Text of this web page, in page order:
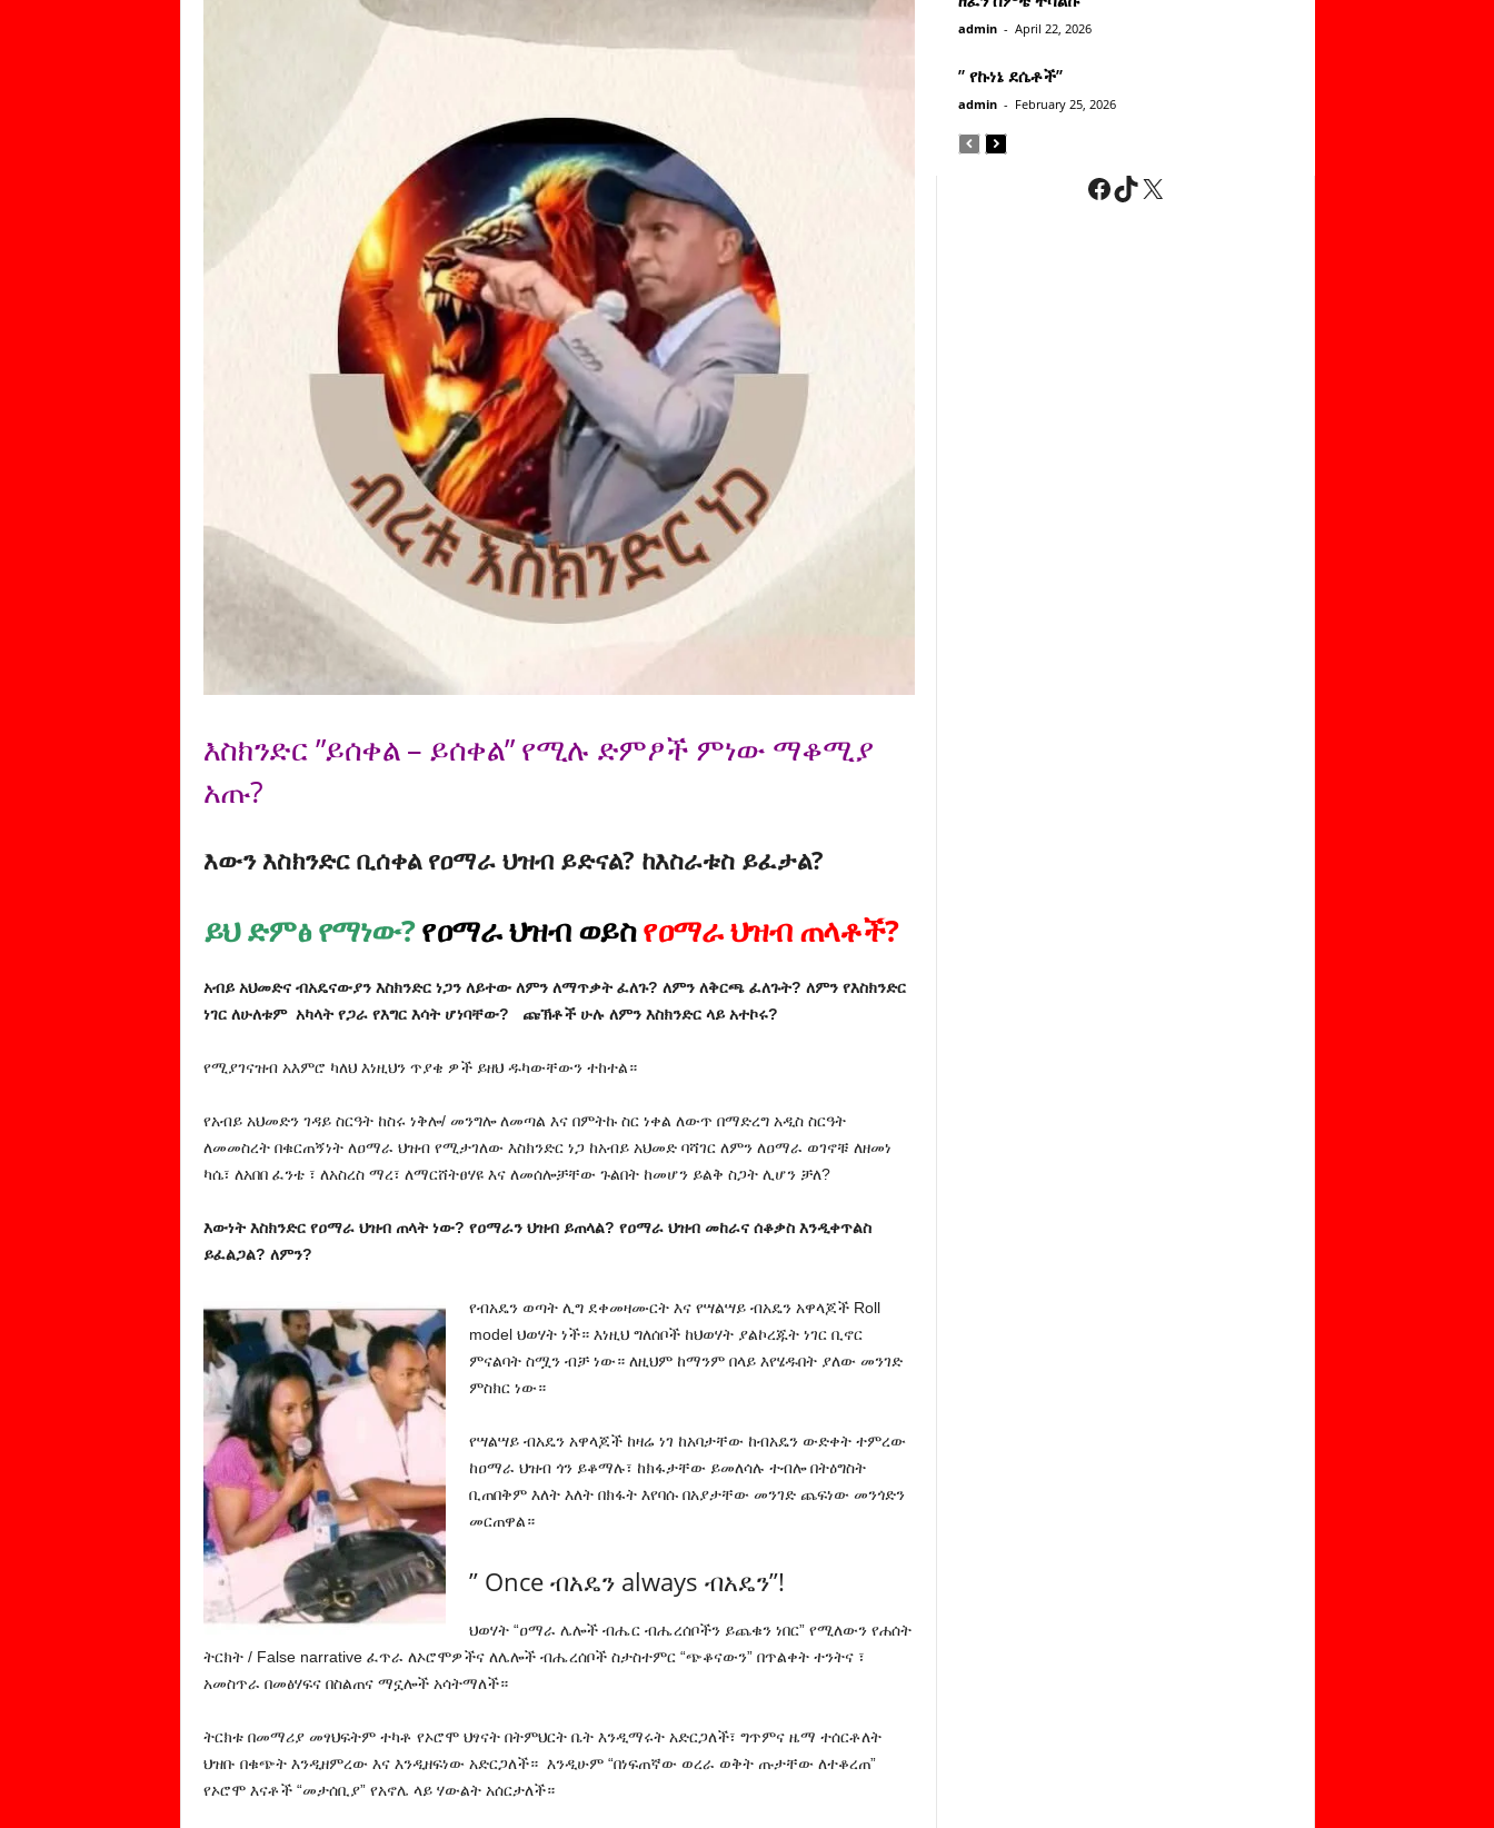
እስክንድር ”ይሰቀል – ይሰቀል” የሚሉ ድምፆች ምነው ማቆሚያ
አጡ?
እውን እስክንድር ቢሰቀል የዐማራ ህዝብ ይድናል? ከእስራቱስ ይፈታል?
ይህ ድምፅ የማነው?የዐማራ ህዝብ ወይስየዐማራ ህዝብ ጠላቶች?
አብይ አህመድና ብአዴናውያን እስክንድር ነጋን ለይተው ለምን ለማጥቃት ፈለጉ? ለምን ለቅርጫ ፈለጉት? ለምን የእስክንድር
ነገር ለሁለቱም አካላት የጋራ የእግር እሳት ሆነባቸው? ጩኽቶች ሁሉ ለምን እስክንድር ላይ አተኮሩ?
የሚያገናዝብ አእምሮ ካለህ እነዚህን ጥያቄ ዎች ይዘህ ዱካውቸውን ተከተል።
የአብይ አህመድን ገዳይ ስርዓት ከስሩ ነቅሎ/ መንግሎ ለመጣል እና በምትኩ ስር ነቀል ለውጥ በማድረግ አዲስ ስርዓት
ለመመስረት በቁርጠኝነት ለዐማራ ህዝብ የሚታገለው እስክንድር ነጋ ከአብይ አህመድ ባሻገር ለምን ለዐማራ ወገኖቹ ለዘመነ
ካሴ፣ ለአበበ ፈንቴ ፣ ለአስረስ ማረ፣ ለማርሸትፀሃዩ እና ለመሰሎቻቸው ጉልበት ከመሆን ይልቅ ስጋት ሊሆን ቻለ?
እውነት እስክንድር የዐማራ ህዝብ ጠላት ነው? የዐማራን ህዝብ ይጠላል? የዐማራ ህዝብ መከራና ሰቆቃስ እንዲቀጥልስ
ይፈልጋል? ለምን?
የብአዴን ወጣት ሊግ ደቀመዛሙርት እና የሣልሣይ ብአዴን አዋላጆች Roll
model ህወሃት ነች። እነዚህ ግለሰቦች ከህወሃት ያልኮረጁት ነገር ቢኖር
ምናልባት ስሟን ብቻ ነው። ለዚህም ከማንም በላይ እየሄዱበት ያለው መንገድ
ምስክር ነው።
የሣልሣይ ብአዴን አዋላጆች ከዛሬ ነገ ከአባታቸው ከብአዴን ውድቀት ተምረው
ከዐማራ ህዝብ ጎን ይቆማሉ፣ ከክፋታቸው ይመለሳሉ ተብሎ በትዕግስት
ቢጠበቅም እለት እለት በክፋት እየባሱ በአያታቸው መንገድ ጨፍነው መንጎድን
መርጠዋል።
” Once ብአዴን always ብአዴን”!
ህወሃት “ዐማራ ሌሎች ብሔር ብሔረሰቦችን ይጨቁን ነበር” የሚለውን የሐሰት
ትርክት / False narrative ፈጥራ ለኦሮሞዎችና ለሌሎች ብሔረሰቦች ስታስተምር “ጭቆናውን” በጥልቀት ተንትና ፣
አመስጥራ በመፅሃፍና በስልጠና ማኗሎች አሳትማለች።
ትርክቱ በመማሪያ መፃህፍትም ተካቶ የኦሮሞ ህፃናት በትምህርት ቤት እንዲማሩት አድርጋለች፣ ግጥምና ዜማ ተሰርቶለት
ህዝቡ በቁጭት እንዲዘምረው እና እንዲዘፍነው አድርጋለች። እንዲሁም “በነፍጠኛው ወረራ ወቅት ጡታቸው ለተቆረጠ”
የኦሮሞ እናቶች “መታሰቢያ” የአኖሌ ላይ ሃውልት አሰርታለች።
admin - April 22, 2026
” የኩነኔ ደሴቶች’’
admin - February 25, 2026
Facebook
TikTok
X